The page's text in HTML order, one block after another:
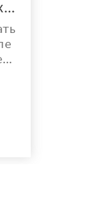
чернокнижие, расклады, и многое другое